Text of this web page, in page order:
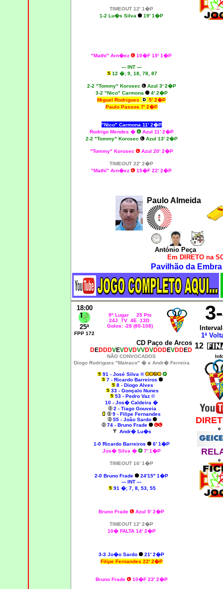
TIMEOUT 12' 1�P
1-2 Lu�s Silva
19' 1�P
"Mathi" Arn�ez 10�F 19' 1�P
--- INT ---
12 �; 9, 18, 78, 87
2-2 "Tommy" Korosec
Azul 3' 2�P
3-2 "Nico" Carmona
4' 2�P
Miguel Rodrigues
5' 2�P
Paulo Passos 7' 2�P
"Nico" Carmona 11' 2�P
Rodrigo Mendes �
Azul 11' 2�P
2-2 "Tommy" Korosec
Azul 13' 2�P
"Tommy" Korosec Azul 20' 2�P
TIMEOUT 22' 2�P
"Mathi" Arn�ez
15�F 22' 2�P
Paulo Almeida
António Peça
Em DIRETO na
Pavilhão da
18:00
25ª
FPP 172
9º Lugar 25 Pts
24J 7V 4E 13D
Golos: -28 (80-108)
1ª
CD Paço de Arcos
DEDDDVEVDVDVVDVDDDEVDDED 12
NÃO CONVOCADOS
Diogo Rodrigues "Matraco" �e Andr� Ferreira
91 - José Silva ®
7 - Ricardo Barreiros
8 - Diogo Alves
33 - Gonçalo Nunes
53 - Pedro Vaz ©
10 - Jos� Caldeira �
2 - Tiago Gouveia
9 - Filipe Fernandes
55 - João Sardo
74 - Bruno Frade
Andr� Lu�s
1-0 Ricardo Barreiros
6' 1�P
Jos� Silva �
7' 1�P
TIMEOUT 16' 1�P
2-0 Bruno Frade
24'15'' 1�P
--- INT ---
91 �; 7, 8, 53, 55
Bruno Frade Azul 5' 2�P
TIMEOUT 12' 2�P
10� FALTA 14' 2�P
3-3 Jo�o Sardo
21' 2�P
Filipe Fernandes 22' 2�P
Bruno Frade 10�F 23' 2�P
e
e